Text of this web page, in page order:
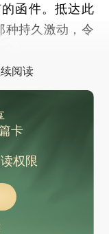
函件。抵达此
种持久激动，令
阅读
卡
权限